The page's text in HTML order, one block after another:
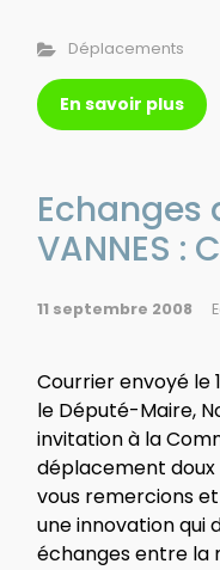
Déplacements
En savoir plus
Echanges
VANNES :
11 septembre 2008
Courrier envoyé le
le Député-Maire,
invitation à la
déplacement doux
vous remercions
une innovation qui
échanges entre la